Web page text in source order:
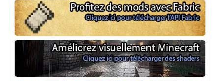
Fabric Minecraft
Shaders Minecraft